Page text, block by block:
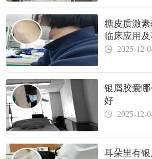
糖皮质激
临床应用
2025-12-
银屑胶囊
好
2025-12-
耳朵里有